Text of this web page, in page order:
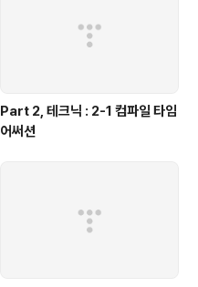
Part 2, 테크닉 : 2-1 컴파일 타임
어써션